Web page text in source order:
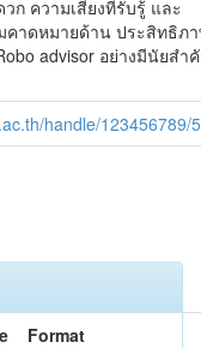
ก ความเสี่ยงที่รับรู้ และ
คาดหมายด้าน ประสิทธิภ
advisor อย่างมีนัยสำ
handle/123456789/
Format